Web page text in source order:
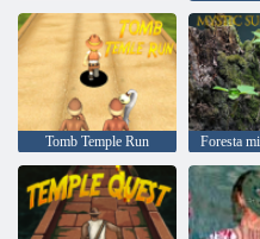
Tomb Temple Run